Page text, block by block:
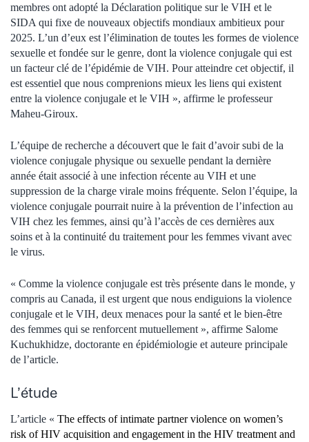
membres ont adopté la Déclaration politique sur le VIH et le
SIDA qui fixe de nouveaux objectifs mondiaux ambitieux pour
2025. L’un d’eux est l’élimination de toutes les formes de violence
sexuelle et fondée sur le genre, dont la violence conjugale qui est
un facteur clé de l’épidémie de VIH. Pour atteindre cet objectif, il
est essentiel que nous comprenions mieux les liens qui existent
entre la violence conjugale et le VIH », affirme le professeur
Maheu-Giroux.
L’équipe de recherche a découvert que le fait d’avoir subi de la
violence conjugale physique ou sexuelle pendant la dernière
année était associé à une infection récente au VIH et une
suppression de la charge virale moins fréquente. Selon l’équipe, la
violence conjugale pourrait nuire à la prévention de l’infection au
VIH chez les femmes, ainsi qu’à l’accès de ces dernières aux
soins et à la continuité du traitement pour les femmes vivant avec
le virus.
« Comme la violence conjugale est très présente dans le monde, y
compris au Canada, il est urgent que nous endiguions la violence
conjugale et le VIH, deux menaces pour la santé et le bien-être
des femmes qui se renforcent mutuellement », affirme Salome
Kuchukhidze, doctorante en épidémiologie et auteure principale
de l’article.
L’étude
L’article « The effects of intimate partner violence on women’s
risk of HIV acquisition and engagement in the HIV treatment and